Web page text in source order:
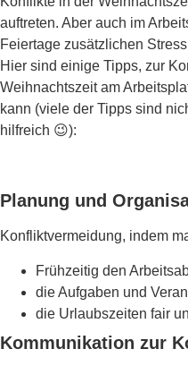
auftreten. Aber auch im
Feiertage zusätzlichen
Hier sind einige Tipps, zur
Weihnachtszeit am
kann (viele der Tipps sind
hilfreich 😉):
Planung und
Konfliktvermeidung, indem
Frühzeitig den
die Aufgaben und
die Urlaubszeiten fair
Kommunikation zur